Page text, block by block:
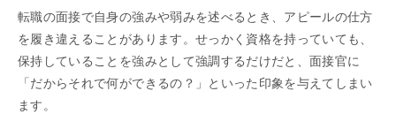
転職の面接で自身の強みや弱みを述べるとき、アピールの仕方
を履き違えることがあります。せっかく資格を持っていても、
保持していることを強みとして強調するだけだと、面接官に
「だからそれで何ができるの？」といった印象を与えてしまい
ます。